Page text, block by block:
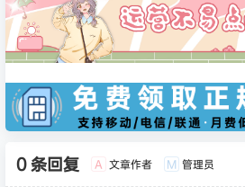
0 条回复 A 文章作者 M 管理员